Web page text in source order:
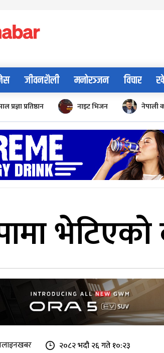
जीवनशैली मनोरञ्जन विचार
प्रज्ञा प्रतिष्ठान नाइट भिजन नेपाली
२०८२ भदौ २६ गते १०:२३